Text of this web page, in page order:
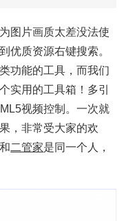
图片画质太差没法使
优质资源右键搜索。
功能的工具，而我们
实用的工具箱！多引
视频控制。一次就
，非常受大家的欢
二管家是同一个人，